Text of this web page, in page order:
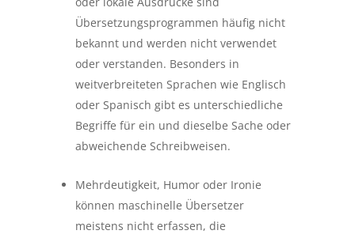
Übersetzungsprogrammen häufig nicht
bekannt und werden nicht verwendet
oder verstanden. Besonders in
weitverbreiteten Sprachen wie Englisch
oder Spanisch gibt es unterschiedliche
Begriffe für ein und dieselbe Sache oder
abweichende Schreibweisen.
Mehrdeutigkeit, Humor oder Ironie
können maschinelle Übersetzer
meistens nicht erfassen, die